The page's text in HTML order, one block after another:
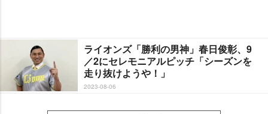
ライオンズ「勝利の男神」春日俊彰、9
／2にセレモニアルピッチ「シーズンを
走り抜けようや！」
2023-08-06